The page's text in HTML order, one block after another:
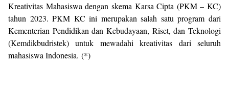
Kreativitas Mahasiswa dengan skema Karsa Cipta (PKM – KC)
tahun 2023. PKM KC ini merupakan salah satu program dari
Kementerian Pendidikan dan Kebudayaan, Riset, dan Teknologi
(Kemdikbudristek) untuk mewadahi kreativitas dari seluruh
mahasiswa Indonesia. (*)